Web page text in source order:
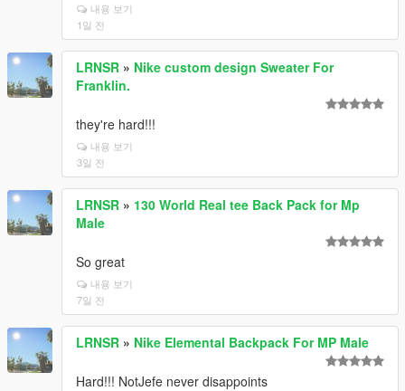
내용 보기
1일 전
LRNSR » Nike custom design Sweater For
Franklin.
they're hard!!!
내용 보기
3일 전
LRNSR » 130 World Real tee Back Pack for Mp
Male
So great
내용 보기
7일 전
LRNSR » Nike Elemental Backpack For MP Male
Hard!!! NotJefe never disappoints